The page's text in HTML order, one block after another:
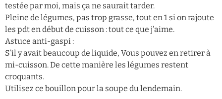
testée par moi, mais ça ne saurait tarder.
Pleine de légumes, pas trop grasse, tout en 1 si on rajoute
les pdt en début de cuisson : tout ce que j’aime.
Astuce anti-gaspi :
S’il y avait beaucoup de liquide, Vous pouvez en retirer à
mi-cuisson. De cette manière les légumes restent
croquants.
Utilisez ce bouillon pour la soupe du lendemain.